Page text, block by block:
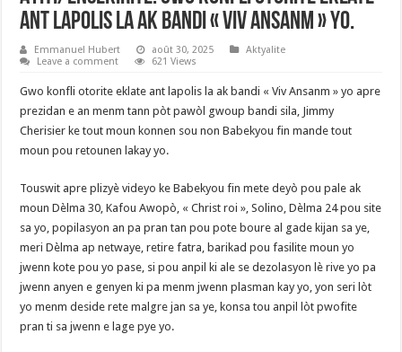
ant lapolis la ak bandi « viv Ansanm » yo.
Emmanuel Hubert août 30, 2025
Aktyalite
Leave a comment
621 Views
Gwo konfli otorite eklate ant lapolis la ak bandi « Viv Ansanm » yo apre
prezidan e an menm tann pòt pawòl gwoup bandi sila, Jimmy
Cherisier ke tout moun konnen sou non Babekyou fin mande tout
moun pou retounen lakay yo.
Touswit apre plizyè videyo ke Babekyou fin mete deyò pou pale ak
moun Dèlma 30, Kafou Awopò, « Christ roi », Solino, Dèlma 24 pou site
sa yo, popilasyon an pa pran tan pou pote boure al gade kijan sa ye,
meri Dèlma ap netwaye, retire fatra, barikad pou fasilite moun yo
jwenn kote pou yo pase, si pou anpil ki ale se dezolasyon lè rive yo pa
jwenn anyen e genyen ki pa menm jwenn plasman kay yo, yon seri lòt
yo menm deside rete malgre jan sa ye, konsa tou anpil lòt pwofite
pran ti sa jwenn e lage pye yo.